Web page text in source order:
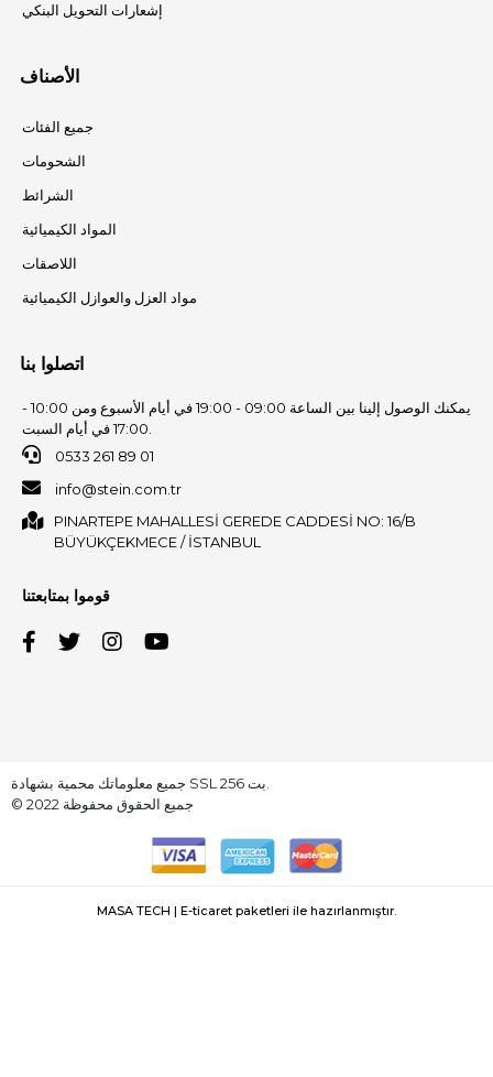
إشعارات التحويل البنكي
الأصناف
جميع الفئات
الشحومات
الشرائط
المواد الكيميائية
اللاصقات
مواد العزل والعوازل الكيميائية
اتصلوا بنا
يمكنك الوصول إلينا بين الساعة 09:00 - 19:00 في أيام الأسبوع ومن 10:00 -
0533 261 89 01
info@stein.com.tr
PINARTEPE MAHALLESİ GEREDE CADDESİ NO: 16/B
BÜYÜKÇEKMECE / İSTANBUL
قوموا بمتابعتنا
© 2022 جميع الحقوق محفوظة
MASA TECH | E-ticaret paketleri ile hazırlanmıştır.